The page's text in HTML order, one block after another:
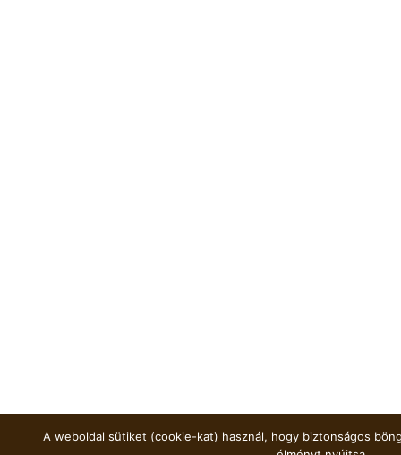
A weboldal sütiket (cookie-kat) használ, hogy biztonságos